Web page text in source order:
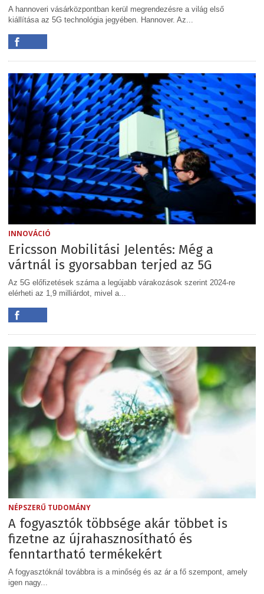
A hannoveri vásárközpontban kerül megrendezésre a világ első
kiállítása az 5G technológia jegyében. Hannover. Az...
INNOVÁCIÓ
Ericsson Mobilitási Jelentés: Még a
vártnál is gyorsabban terjed az 5G
Az 5G előfizetések száma a legújabb várakozások szerint 2024-re
elérheti az 1,9 milliárdot, mivel a...
NÉPSZERŰ TUDOMÁNY
A fogyasztók többsége akár többet is
fizetne az újrahasznosítható és
fenntartható termékekért
A fogyasztóknál továbbra is a minőség és az ár a fő szempont, amely
igen nagy...